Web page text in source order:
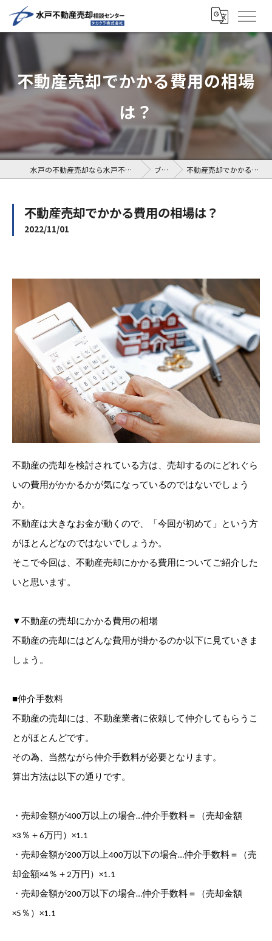
不動産売却でかかる費用の相場
は？
水戸の不動産売却なら水戸不動産売却相談センター ブログ 不動産売却でかかる費用の相場は？
不動産売却でかかる費用の相場は？
2022/11/01
不動産の売却を検討されている方は、売却するのにどれぐら
いの費用がかかるかが気になっているのではないでしょう
か。
不動産は大きなお金が動くので、「今回が初めて」という方
がほとんどなのではないでしょうか。
そこで今回は、不動産売却にかかる費用についてご紹介した
いと思います。
▼不動産の売却にかかる費用の相場
不動産の売却にはどんな費用が掛かるのか以下に見ていきま
しょう。
■仲介手数料
不動産の売却には、不動産業者に依頼して仲介してもらうこ
とがほとんどです。
その為、当然ながら仲介手数料が必要となります。
算出方法は以下の通りです。
・売却金額が400万以上の場合…仲介手数料＝（売却金額
×3％＋6万円）×1.1
・売却金額が200万以上400万以下の場合…仲介手数料＝（売
却金額×4％＋2万円）×1.1
・売却金額が200万以下の場合…仲介手数料＝（売却金額
×5％）×1.1